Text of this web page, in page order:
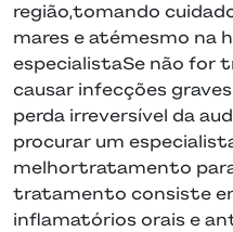
região,tomando
mares e atémesmo na
especialistaSe não for
causar infecções
perda irreversível da
procurar um
melhortratamento para
tratamento consiste
inflamatórios orais e